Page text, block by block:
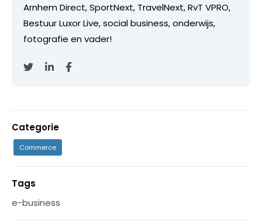
Arnhem Direct, SportNext, TravelNext, RvT VPRO,
Bestuur Luxor Live, social business, onderwijs,
fotografie en vader!
Categorie
Commerce
Tags
e-business